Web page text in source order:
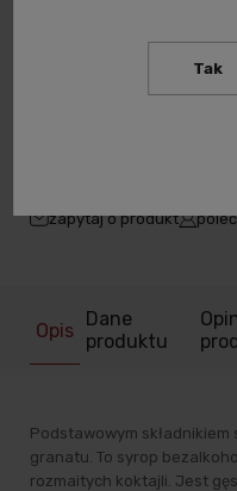
zapytaj o produkt
Opis Dane
produktu
Podstawowym składnikiem
granatu. To syrop
rozmaitych koktajli. Jest
Tak